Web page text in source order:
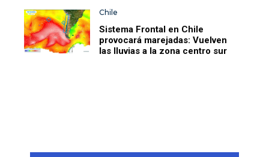
Chile
Sistema Frontal en Chile
provocará marejadas: Vuelven
las lluvias a la zona centro sur